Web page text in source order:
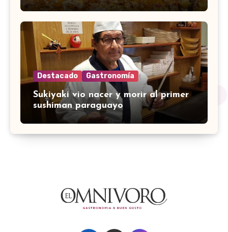
Destacado Gastronomía
Sukiyaki vio nacer y morir al primer
sushiman paraguayo